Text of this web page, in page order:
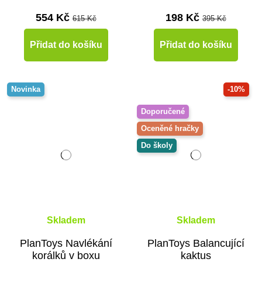
554 Kč 615 Kč
Přidat do košíku
198 Kč 395 Kč
Přidat do košíku
Novinka
Skladem
PlanToys Navlékání
korálků v boxu
-10%
Doporučené
Oceněné hračky
Do školy
Skladem
PlanToys Balancující
kaktus